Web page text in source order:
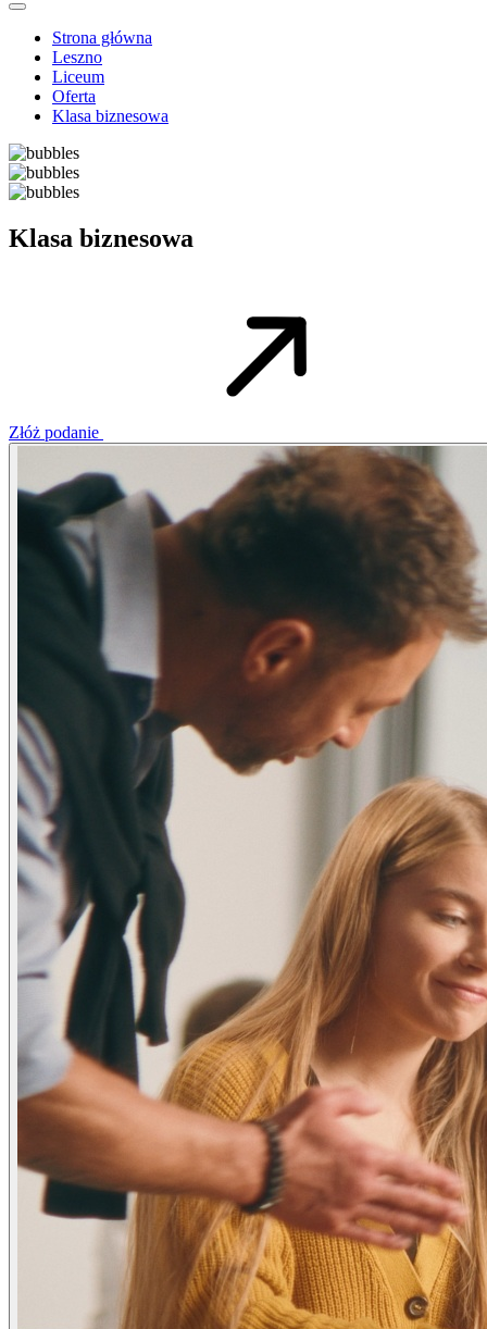
Strona główna
Leszno
Liceum
Oferta
Klasa biznesowa
Klasa biznesowa
Złóż podanie